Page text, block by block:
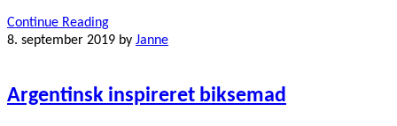
Continue Reading
8. september 2019 by Janne
Argentinsk inspireret biksemad